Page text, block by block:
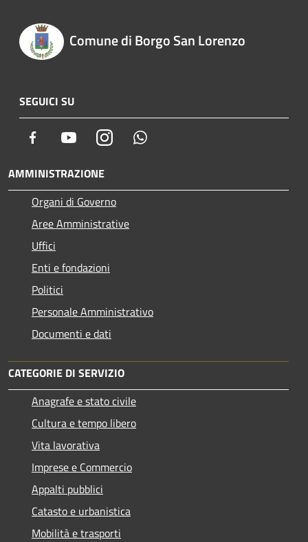
Comune di Borgo San Lorenzo
SEGUICI SU
Facebook YoutubeInstagram
AMMINISTRAZIONE
Organi di Governo
Aree Amministrative
Uffici
Enti e fondazioni
Politici
Personale Amministrativo
Documenti e dati
CATEGORIE DI SERVIZIO
Anagrafe e stato civile
Cultura e tempo libero
Vita lavorativa
Imprese e Commercio
Appalti pubblici
Catasto e urbanistica
Mobilità e trasporti